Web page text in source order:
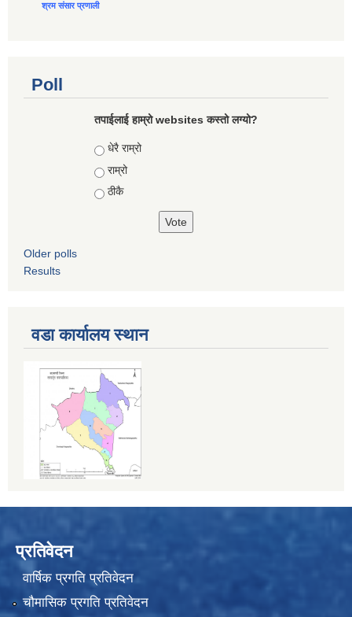
श्रम संसार प्रणाली
Poll
तपाईलाई हाम्रो websites कस्तो लग्यो?
Choices
धेरै राम्रो
राम्रो
ठीकै
Older polls
Results
वडा कार्यालय स्थान
प्रतिवेदन
वार्षिक प्रगति प्रतिवेदन
चौमासिक प्रगति प्रतिवेदन